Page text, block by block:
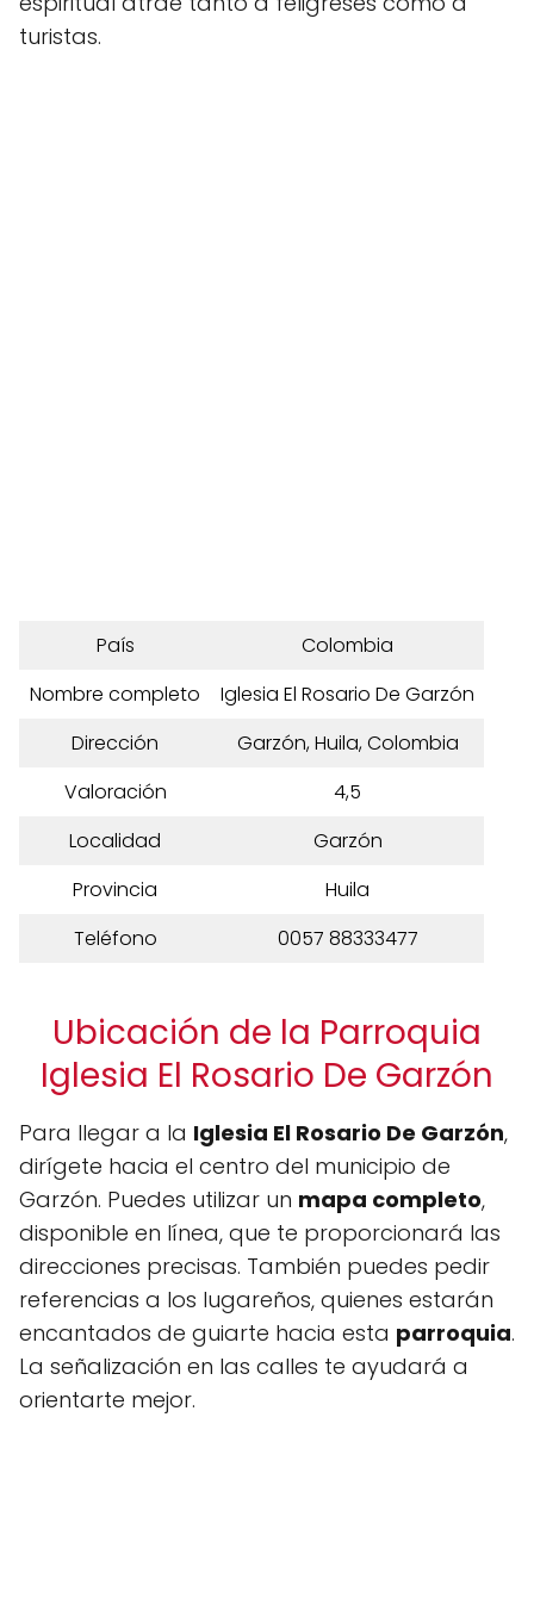
turistas.
País
Colombia
Nombre completo
Iglesia El Rosario De Garzón
Dirección
Garzón, Huila, Colombia
Valoración
4,5
Localidad
Garzón
Provincia
Huila
Teléfono
0057 88333477
Ubicación de la Parroquia
Iglesia El Rosario De Garzón
Para llegar a la Iglesia El Rosario De Garzón,
dirígete hacia el centro del municipio de
Garzón. Puedes utilizar un mapa completo,
disponible en línea, que te proporcionará las
direcciones precisas. También puedes pedir
referencias a los lugareños, quienes estarán
encantados de guiarte hacia esta parroquia.
La señalización en las calles te ayudará a
orientarte mejor.